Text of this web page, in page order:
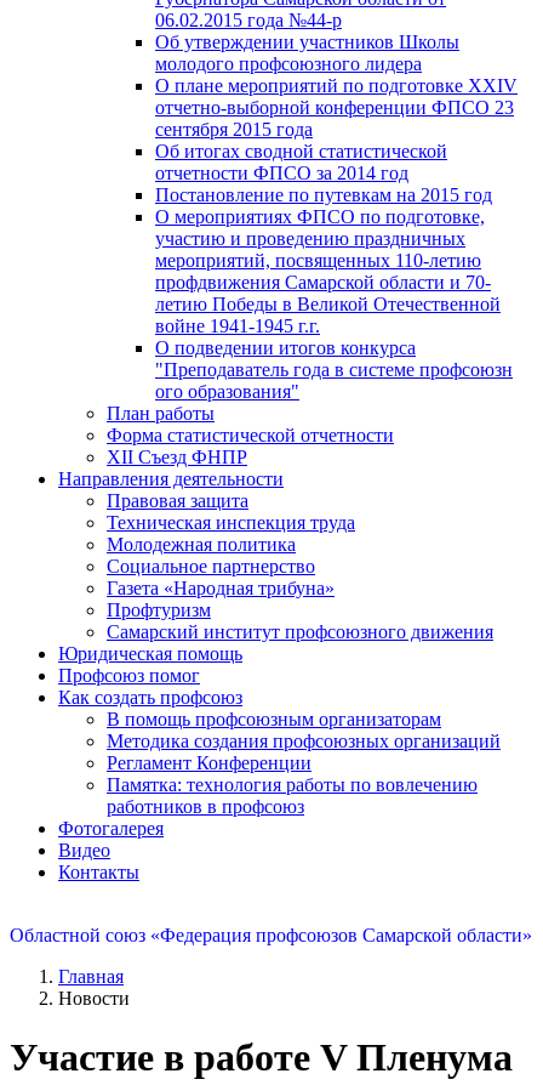
06.02.2015 года №44-р
Об утверждении участников Школы
молодого профсоюзного лидера
О плане мероприятий по подготовке XXIV
отчетно-выборной конференции ФПСО 23
сентября 2015 года
Об итогах сводной статистической
отчетности ФПСО за 2014 год
Постановление по путевкам на 2015 год
О мероприятиях ФПСО по подготовке,
участию и проведению праздничных
мероприятий, посвященных 110-летию
профдвижения Самарской области и 70-
летию Победы в Великой Отечественной
войне 1941-1945 г.г.
О подведении итогов конкурса
"Преподаватель года в системе профсоюзн
ого образования"
План работы
Форма статистической отчетности
XII Съезд ФНПР
Направления деятельности
Правовая защита
Техническая инспекция труда
Молодежная политика
Социальное партнерство
Газета «Народная трибуна»
Профтуризм
Самарский институт профсоюзного движения
Юридическая помощь
Профсоюз помог
Как создать профсоюз
В помощь профсоюзным организаторам
Методика создания профсоюзных организаций
Регламент Конференции
Памятка: технология работы по вовлечению
работников в профсоюз
Фотогалерея
Видео
Контакты
Областной союз «Федерация профсоюзов Самарской области»
Главная
Новости
Участие в работе V Пленума